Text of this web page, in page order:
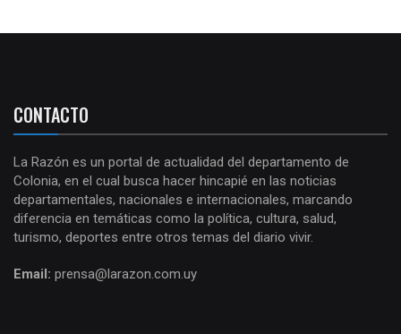
CONTACTO
La Razón es un portal de actualidad del departamento de
Colonia, en el cual busca hacer hincapié en las noticias
departamentales, nacionales e internacionales, marcando
diferencia en temáticas como la política, cultura, salud,
turismo, deportes entre otros temas del diario vivir.
Email: prensa@larazon.com.uy